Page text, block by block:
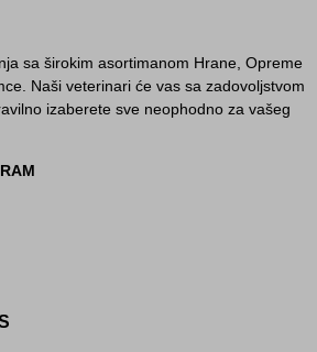
sa širokim asortimanom Hrane, Opreme
Naši veterinari će vas sa zadovoljstvom
izaberete sve neophodno za vašeg